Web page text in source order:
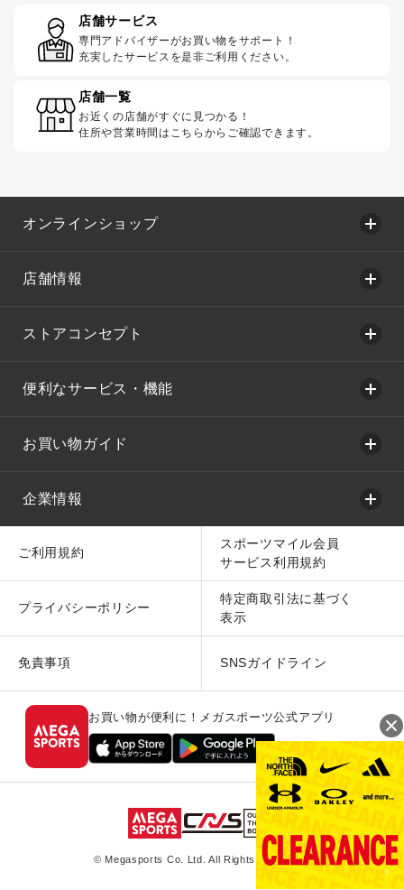
店舗サービス
専門アドバイザーがお買い物をサポート！
充実したサービスを是非ご利用ください。
店舗一覧
お近くの店舗がすぐに見つかる！
住所や営業時間はこちらからご確認できます。
オンラインショップ
店舗情報
ストアコンセプト
便利なサービス・機能
お買い物ガイド
企業情報
ご利用規約
スポーツマイル会員
サービス利用規約
プライバシーポリシー
特定商取引法に基づく
表示
免責事項 SNSガイドライン
お買い物が便利に！メガスポーツ公式アプリ
© Megasports Co. Ltd. All Rights Reserved.